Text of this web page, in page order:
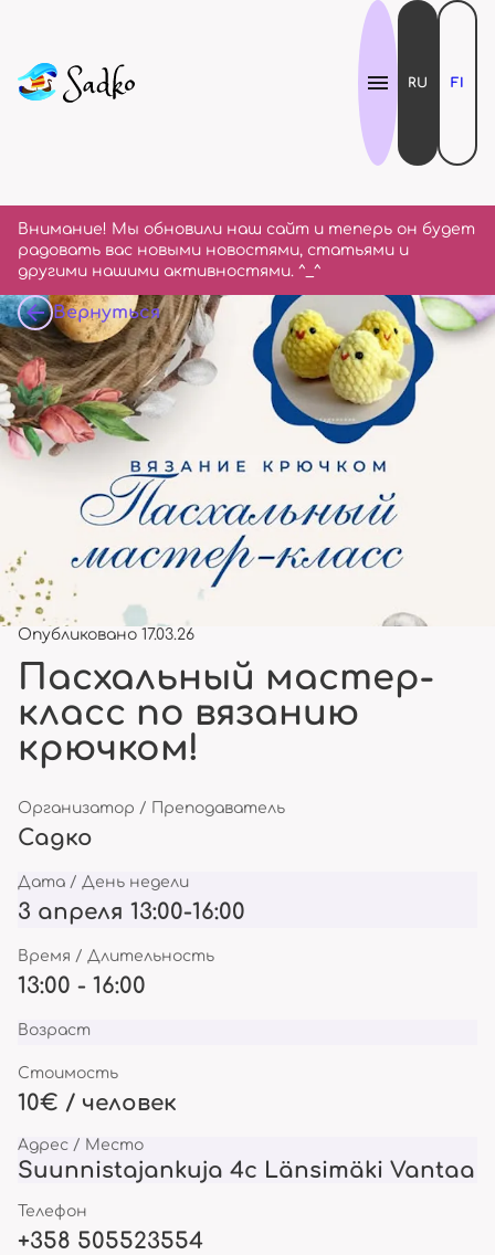
Внимание! Мы обновили наш сайт и теперь он будет
радовать вас новыми новостями, статьями и
другими нашими активностями. ^_^
RU FI
Вернуться
Опубликовано 17.03.26
Пасхальный мастер-
класс по вязанию
крючком!
Организатор / Преподаватель
Садко
Дата / День недели
3 апреля 13:00-16:00
Время / Длительность
13:00 - 16:00
Возраст
Стоимость
10€ / человек
Адрес / Место
Suunnistajankuja 4c Länsimäki Vantaa
Телефон
+358 505523554